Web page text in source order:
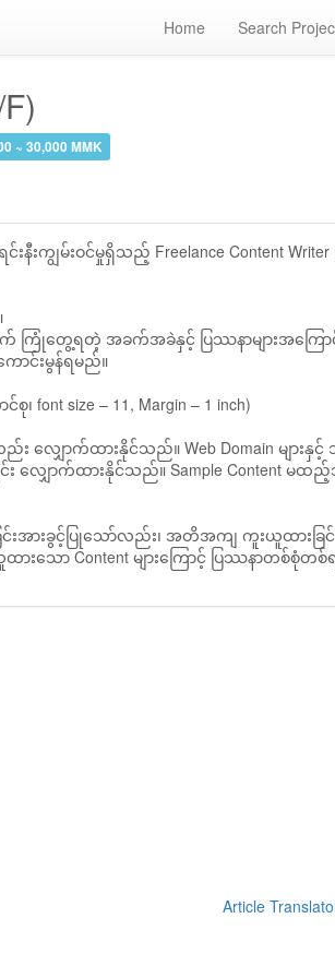
Home Search
~ 30,000 MMK
င်းနီးကျွမ်းဝင်မှုရှိသည့် Freelance Content
ကြုံတွေ့ရတဲ့ အခက်အခဲနှင့် ပြဿနာများအကြောင်
ောင်းမွန်ရမည်။
font size – 11, Margin – 1 inch)
လျှောက်ထားနိုင်သည်။ Web Domain များ
လျှောက်ထားနိုင်သည်။ Sample Content မ
င်းအားခွင့်ပြုသော်လည်း၊ အတိအကျ ကူးယူထားခြင်း
ထားသော Content များကြောင့် ပြဿနာတစ်စုံ
Article